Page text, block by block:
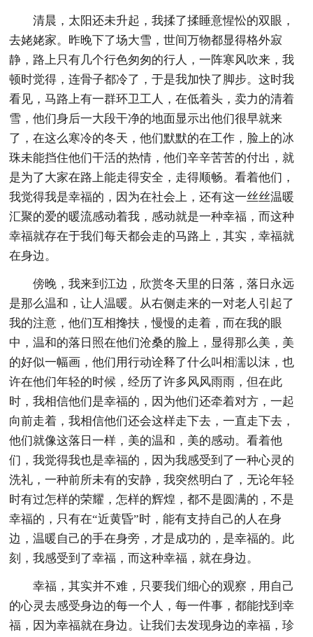
清晨，太阳还未升起，我揉了揉睡意惺忪的双眼，
去姥姥家。昨晚下了场大雪，世间万物都显得格外寂
静，路上只有几个行色匆匆的行人，一阵寒风吹来，我
顿时觉得，连骨子都冷了，于是我加快了脚步。这时我
看见，马路上有一群环卫工人，在低着头，卖力的清着
雪，他们身后一大段干净的地面显示出他们很早就来
了，在这么寒冷的冬天，他们默默的在工作，脸上的冰
珠未能挡住他们干活的热情，他们辛辛苦苦的付出，就
是为了大家在路上能走得安全，走得顺畅。看着他们，
我觉得我是幸福的，因为在社会上，还有这一丝丝温暖
汇聚的爱的暖流感动着我，感动就是一种幸福，而这种
幸福就存在于我们每天都会走的马路上，其实，幸福就
在身边。
傍晚，我来到江边，欣赏冬天里的日落，落日永远
是那么温和，让人温暖。从右侧走来的一对老人引起了
我的注意，他们互相搀扶，慢慢的走着，而在我的眼
中，温和的落日照在他们沧桑的脸上，显得那么美，美
的好似一幅画，他们用行动诠释了什么叫相濡以沫，也
许在他们年轻的时候，经历了许多风风雨雨，但在此
时，我相信他们是幸福的，因为他们还牵着对方，一起
向前走着，我相信他们还会这样走下去，一直走下去，
他们就像这落日一样，美的温和，美的感动。看着他
们，我觉得我也是幸福的，因为我感受到了一种心灵的
洗礼，一种前所未有的安静，我突然明白了，无论年轻
时有过怎样的荣耀，怎样的辉煌，都不是圆满的，不是
幸福的，只有在“近黄昏”时，能有支持自己的人在身
边，温暖自己的手在身旁，才是成功的，是幸福的。此
刻，我感受到了幸福，而这种幸福，就在身边。
幸福，其实并不难，只要我们细心的观察，用自己
的心灵去感受身边的每一个人，每一件事，都能找到幸
福，因为幸福就在身边。让我们去发现身边的幸福，珍